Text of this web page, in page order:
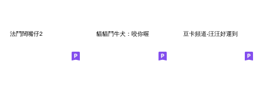
法鬥闊嘴仔2 貓貓鬥牛犬：咬你喔 豆卡頻道-汪汪好運到